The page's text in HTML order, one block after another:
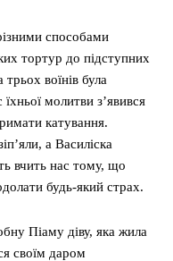
способами
тортур до підступних
воїнів була
молитви з’явився
катування.
а Василіска
вчить нас тому, що
будь-який страх.
Піаму діву, яка жила
своїм даром